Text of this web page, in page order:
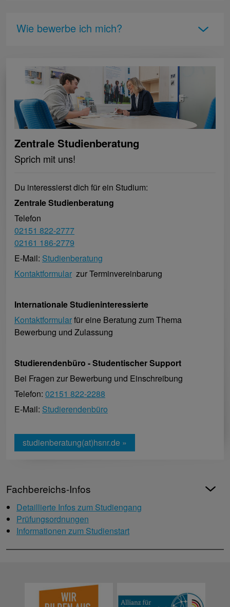
Wie bewerbe ich mich?
Zentrale Studienberatung
Sprich mit uns!
Du interessierst dich für ein Studium:
Zentrale Studienberatung
Telefon
02151 822-2777
02161 186-2779
E-Mail: Studienberatung
Kontaktformular zur Terminvereinbarung
Internationale Studieninteressierte
Kontaktformularfür eine Beratung zum Thema
Bewerbung und Zulassung
Studierendenbüro - Studentischer Support
Bei Fragen zur Bewerbung und Einschreibung
Telefon: 02151 822-2288
E-Mail: Studierendenbüro
studienberatung(at)hsnr.de »
Fachbereichs-Infos
Detaillierte Infos zum Studiengang
Prüfungsordnungen
Informationen zum Studienstart